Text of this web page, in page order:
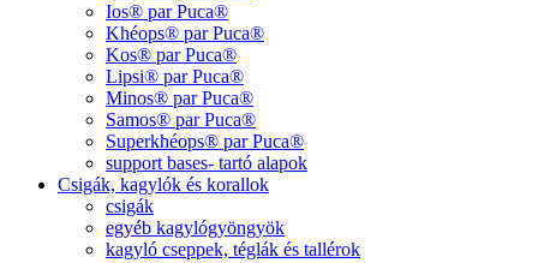
Ios® par Puca®
Khéops® par Puca®
Kos® par Puca®
Lipsi® par Puca®
Minos® par Puca®
Samos® par Puca®
Superkhéops® par Puca®
support bases- tartó alapok
Csigák, kagylók és korallok
csigák
egyéb kagylógyöngyök
kagyló cseppek, téglák és tallérok